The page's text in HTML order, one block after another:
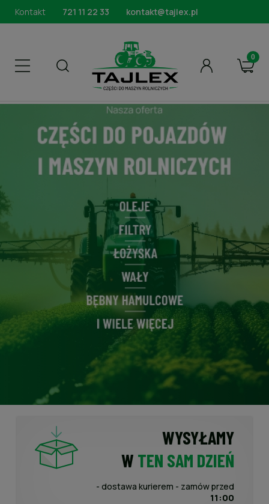
Kontakt 721 11 22 33 kontakt@tajlex.pl
WYSYŁAMY
W TEN SAM DZIEŃ
- dostawa kurierem - zamów przed
11:00